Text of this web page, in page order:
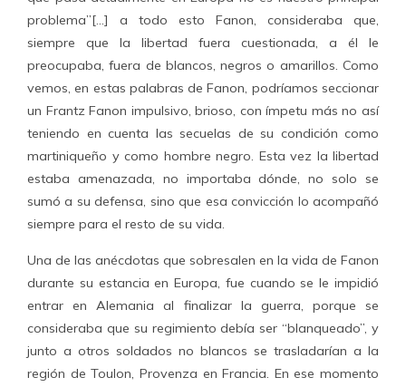
problema”[…] a todo esto Fanon, consideraba que,
siempre que la libertad fuera cuestionada, a él le
preocupaba, fuera de blancos, negros o amarillos. Como
vemos, en estas palabras de Fanon, podríamos seccionar
un Frantz Fanon impulsivo, brioso, con ímpetu más no así
teniendo en cuenta las secuelas de su condición como
martiniqueño y como hombre negro. Esta vez la libertad
estaba amenazada, no importaba dónde, no solo se
sumó a su defensa, sino que esa convicción lo acompañó
siempre para el resto de su vida.
Una de las anécdotas que sobresalen en la vida de Fanon
durante su estancia en Europa, fue cuando se le impidió
entrar en Alemania al finalizar la guerra, porque se
consideraba que su regimiento debía ser “blanqueado”, y
junto a otros soldados no blancos se trasladarían a la
región de Toulon, Provenza en Francia. En ese momento